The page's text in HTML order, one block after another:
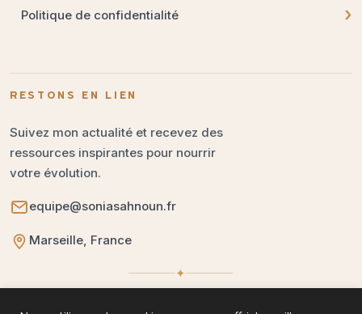
Politique de confidentialité ›
RESTONS EN LIEN
Suivez mon actualité et recevez des
ressources inspirantes pour nourrir
votre évolution.
equipe@soniasahnoun.fr
Marseille, France
✦